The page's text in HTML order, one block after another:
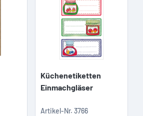
Küchenetiketten
Einmachgläser
Artikel-Nr. 3766